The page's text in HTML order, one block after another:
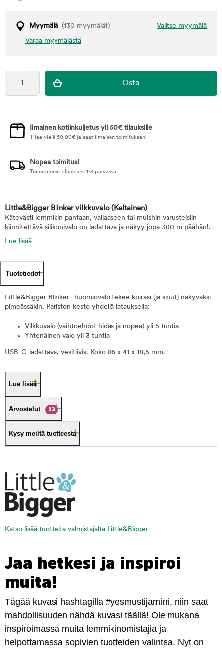
Valitse myymälä
Myymälä (130 myymälät)
Varaa myymälästä
Ilmainen kotiinkuljetus yli 50€ tilauksille
Tilaa vielä 50,00€ ja saat ilmaisen toimituksen!
Nopea toimitus!
Toimitamme tilauksesi 1-3 päivässä.
Little&Bigger Blinker vilkkuvalo (Keltainen)
Kätevästi lemmikin pantaan, valjaaseen tai muishin varusteisiin
kiinnitettävä silikonivalo on ladattava ja näkyy jopa 300 m päähän!.
Lue lisää
Tuotetiedot
Little&Bigger Blinker -huomiovalo tekee koirasi (ja sinut) näkyväksi
pimeässäkin. Pariston kesto yhdellä latauksella:
Vilkkuvalo (vaihtoehdot hidas ja nopea) yli 5 tuntia
Yhtenäinen valo yli 3 tuntia
USB-C-ladattava, vesitiivis. Koko 86 x 41 x 18,5 mm.
Lue lisää
Arvostelut 23
Kysy meiltä tuotteesta
Katso lisää tuotteita valmistajalta Little&Bigger
Jaa hetkesi ja inspiroi
muita!
Tägää kuvasi hashtagilla #yesmustijamirri, niin saat
mahdollisuuden nähdä kuvasi täällä! Ole mukana
inspiroimassa muita lemmikinomistajia ja
helpottamassa sopivien tuotteiden valintaa. Nyt on